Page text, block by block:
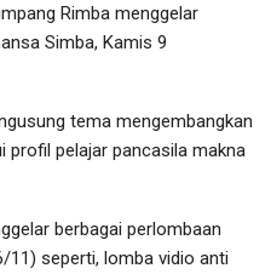
Rimba menggelar
Simba, Kamis 9
tema mengembangkan
profil pelajar pancasila makna
berbagai perlombaan
11) seperti, lomba vidio anti